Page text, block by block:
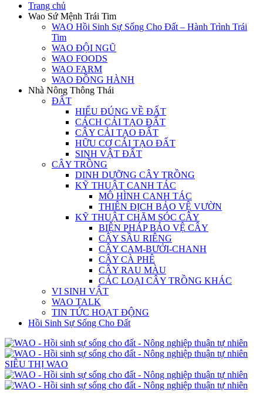
Trang chủ
Wao Sứ Mệnh Trái Tim
WAO Hồi Sinh Sự Sống Cho Đất – Hành Trình Trái
Tim
WAO ĐỘI NGŨ
WAO FOODS
WAO FARM
WAO ĐỒNG HÀNH
Nhà Nông Thông Thái
ĐẤT
HIỂU ĐÚNG VỀ ĐẤT
CÁCH CẢI TẠO ĐẤT
CÂY CẢI TẠO ĐẤT
HỮU CƠ CẢI TẠO ĐẤT
SINH VẬT ĐẤT
CÂY TRỒNG
DINH DƯỠNG CÂY TRỒNG
KỸ THUẬT CANH TÁC
MÔ HÌNH CANH TÁC
THIÊN ĐỊCH BẢO VỆ VƯỜN
KỸ THUẬT CHĂM SÓC CÂY
BIỆN PHÁP BẢO VỆ CÂY
CÂY SẦU RIÊNG
CÂY CAM-BƯỞI-CHANH
CÂY CÀ PHÊ
CÂY RAU MÀU
CÁC LOẠI CÂY TRỒNG KHÁC
VI SINH VẬT
WAO TALK
TIN TỨC HOẠT ĐỘNG
Hồi Sinh Sự Sống Cho Đất
SIÊU THỊ WAO